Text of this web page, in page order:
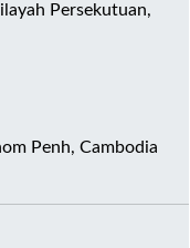
Persekutuan,
Penh, Cambodia